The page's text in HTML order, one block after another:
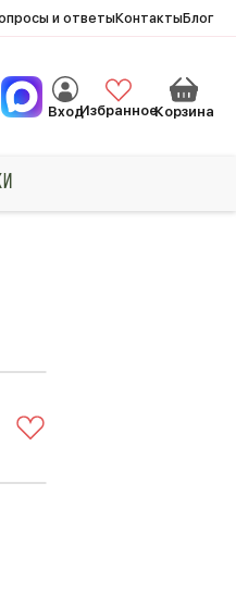
и ответыКонтактыБлог
ВходИзбранноеКорзина